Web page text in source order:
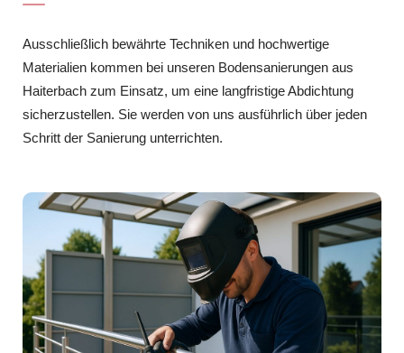
Ausschließlich bewährte Techniken und hochwertige
Materialien kommen bei unseren Bodensanierungen aus
Haiterbach zum Einsatz, um eine langfristige Abdichtung
sicherzustellen. Sie werden von uns ausführlich über jeden
Schritt der Sanierung unterrichten.